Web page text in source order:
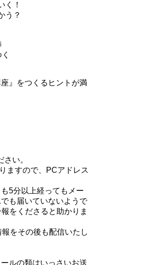
く！
う？
』をつくるヒントが満
い。
ますので、PCアドレス
5分以上経ってもメー
も届いていないようで
をくださると助かりま
をその後も配信いたし
ルの類はいっさいお送